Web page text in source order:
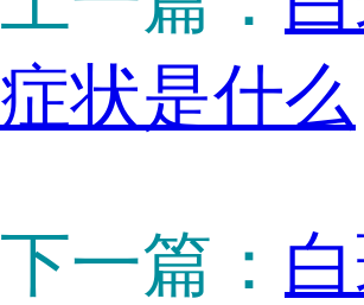
症状是什么
下一篇：